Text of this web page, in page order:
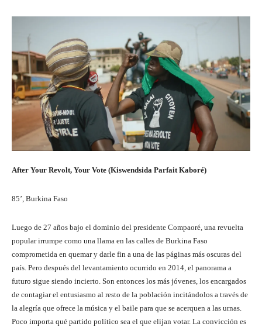
After Your Revolt, Your Vote (Kiswendsida Parfait Kaboré)
85’, Burkina Faso
Luego de 27 años bajo el dominio del presidente Compaoré, una revuelta
popular irrumpe como una llama en las calles de Burkina Faso
comprometida en quemar y darle fin a una de las páginas más oscuras del
país. Pero después del levantamiento ocurrido en 2014, el panorama a
futuro sigue siendo incierto. Son entonces los más jóvenes, los encargados
de contagiar el entusiasmo al resto de la población incitándolos a través de
la alegría que ofrece la música y el baile para que se acerquen a las urnas.
Poco importa qué partido político sea el que elijan votar. La convicción es